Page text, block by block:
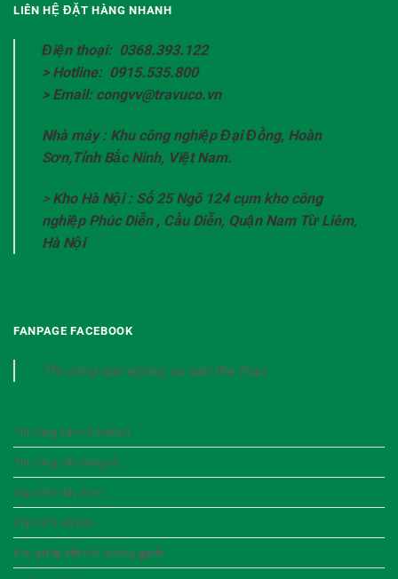
LIÊN HỆ ĐẶT HÀNG NHANH
Điện thoại: 0368.393.122
> Hotline: 0915.535.800
> Email: congvv@travuco.vn
Nhà máy : Khu công nghiệp Đại Đồng, Hoàn
Sơn,Tỉnh Bắc Ninh, Việt Nam.
> Kho Hà Nội : Số 25 Ngõ 124 cụm kho công
nghiệp Phúc Diễn , Cầu Diễn, Quận Nam Từ Liêm,
Hà Nội
FANPAGE FACEBOOK
Thi cong san epoxy va san the thao
Thi công sân Pickleball
Thi công sân Bóng rổ
Xốp XPS dày 5cm
Xốp XPS Hà Nội
Keo xử lý vết nứt tường gạch